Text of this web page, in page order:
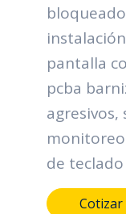
pantalla
pcba
agresivos,
de
Cotizar